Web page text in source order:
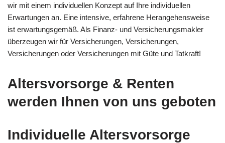
wir mit einem individuellen Konzept auf Ihre individuellen
Erwartungen an. Eine intensive, erfahrene Herangehensweise
ist erwartungsgemäß. Als Finanz- und Versicherungsmakler
überzeugen wir für Versicherungen, Versicherungen,
Versicherungen oder Versicherungen mit Güte und Tatkraft!
Altersvorsorge & Renten
werden Ihnen von uns geboten
Individuelle Altersvorsorge